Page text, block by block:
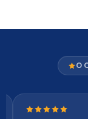
O
Nota 5 de 5